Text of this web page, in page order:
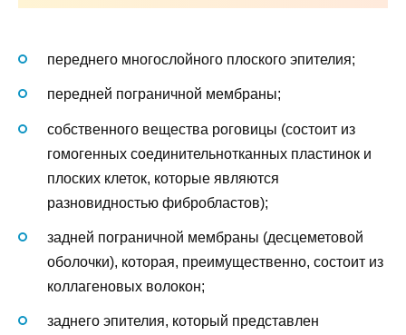
переднего многослойного плоского эпителия;
передней пограничной мембраны;
собственного вещества роговицы (состоит из
гомогенных соединительнотканных пластинок и
плоских клеток, которые являются
разновидностью фибробластов);
задней пограничной мембраны (десцеметовой
оболочки), которая, преимущественно, состоит из
коллагеновых волокон;
заднего эпителия, который представлен